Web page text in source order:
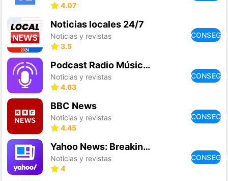
4.07
Noticias locales 24/7
Noticias y revistas
3.5
Podcast Radio Música- Castbox
Noticias y revistas
4.63
BBC News
Noticias y revistas
4.45
Yahoo News: Breaking & Local
Noticias y revistas
4